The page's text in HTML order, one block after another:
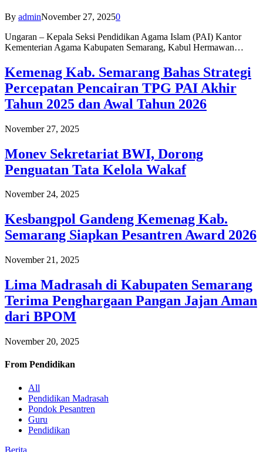
By adminNovember 27, 20250
Ungaran – Kepala Seksi Pendidikan Agama Islam (PAI) Kantor
Kementerian Agama Kabupaten Semarang, Kabul Hermawan…
Kemenag Kab. Semarang Bahas Strategi
Percepatan Pencairan TPG PAI Akhir
Tahun 2025 dan Awal Tahun 2026
November 27, 2025
Monev Sekretariat BWI, Dorong
Penguatan Tata Kelola Wakaf
November 24, 2025
Kesbangpol Gandeng Kemenag Kab.
Semarang Siapkan Pesantren Award 2026
November 21, 2025
Lima Madrasah di Kabupaten Semarang
Terima Penghargaan Pangan Jajan Aman
dari BPOM
November 20, 2025
From Pendidikan
All
Pendidikan Madrasah
Pondok Pesantren
Guru
Pendidikan
Berita